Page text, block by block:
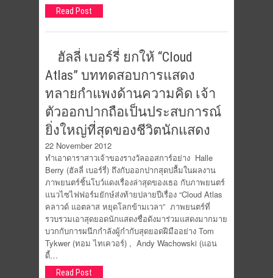
Read Post
ฮัลลี่ เบอร์รี่ ยกให้ “Cloud
Atlas” บททดสอบการแสดง
ทลายกำแพงด้านความคิด เจ้า
ตัวออกปากถือเป็นประสบการณ์
ยิ่งใหญ่ที่สุดของชีวิตนักแสดง
22 November 2012
ทำเอาดาราสาวเจ้าของรางวัลออสการ์อย่าง Halle
Berry (ฮัลลี่ เบอร์รี่) ถึงกับออกปากสุดปลื้มในผลงาน
ภาพยนตร์ชิ้นโบว์แดงเรื่องล่าสุดของเธอ กับภาพยนตร์
แนวไซไฟฟอร์มยักษ์ส่งท้ายปลายปีเรื่อง “Cloud Atlas
คลาวด์ แอตลาส หยุดโลกข้ามเวลา” ภาพยนตร์ที่
รวบรวมเอาสุดยอดนักแสดงชื่อดังมาร่วมแสดงมากมาย
บวกกับการผนึกกำลังผู้กำกับสุดยอดฝีมืออย่าง Tom
Tykwer (ทอม ไทเควอร์) , Andy Wachowski (แอน
ดี้…
Read Post